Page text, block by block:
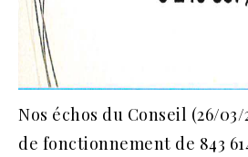
Nos échos du Conseil (26/
de fonctionnement de 843